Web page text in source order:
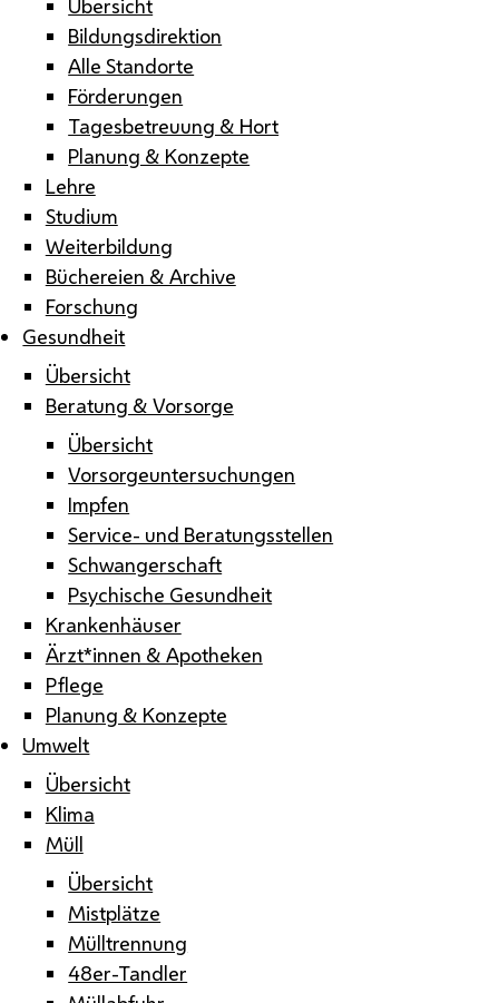
Bildungsdirektion
Alle Standorte
Förderungen
Tagesbetreuung & Hort
Planung & Konzepte
Lehre
Studium
Weiterbildung
Büchereien & Archive
Forschung
Gesundheit
Übersicht
Beratung & Vorsorge
Übersicht
Vorsorgeuntersuchungen
Impfen
Service- und Beratungsstellen
Schwangerschaft
Psychische Gesundheit
Krankenhäuser
Ärzt*innen & Apotheken
Pflege
Planung & Konzepte
Umwelt
Übersicht
Klima
Müll
Übersicht
Mistplätze
Mülltrennung
48er-Tandler